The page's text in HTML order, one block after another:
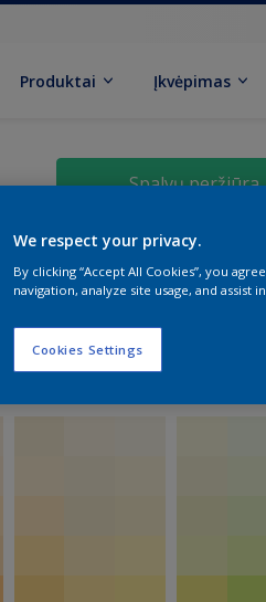
Produktai Įkvėpimas
Spalvų peržiūra
We respect your privacy.
By clicking “Accept All Cookies”, you
navigation, analyze site usage, and assist
Cookies Settings